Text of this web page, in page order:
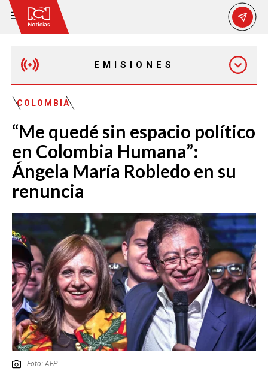
EMISIONES
EMISIÓN 7:00 PM
COLOMBIA
“Me quedé sin espacio político
en Colombia Humana”:
Ángela María Robledo en su
renuncia
Foto: AFP